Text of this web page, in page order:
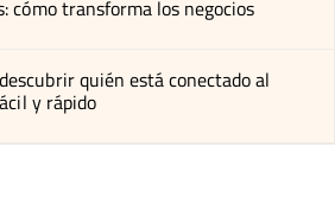
cómo transforma los negocios
quién está conectado al
y rápido